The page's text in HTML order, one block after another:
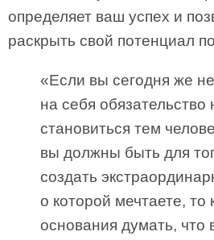
определяет ваш успех и
раскрыть свой потенциал
«Если вы сегодня же
на себя обязательство
становиться тем
вы должны быть для
создать
о которой мечтаете, то
основания думать, что